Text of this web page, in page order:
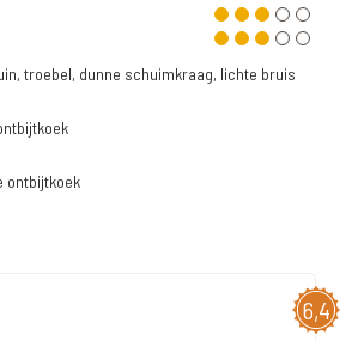
troebel, dunne schuimkraag, lichte bruis
ontbijtkoek
6,4